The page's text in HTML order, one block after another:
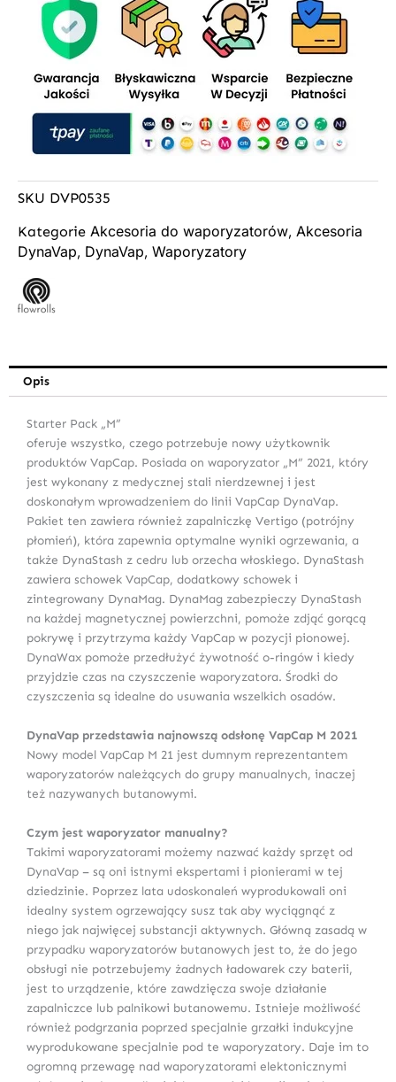
SKU DVP0535
Kategorie Akcesoria do waporyzatorów, Akcesoria
DynaVap, DynaVap, Waporyzatory
Opis
Starter Pack „M”
oferuje wszystko, czego potrzebuje nowy użytkownik
produktów VapCap. Posiada on waporyzator „M” 2021, który
jest wykonany z medycznej stali nierdzewnej i jest
doskonałym wprowadzeniem do linii VapCap DynaVap.
Pakiet ten zawiera również zapalniczkę Vertigo (potrójny
płomień), która zapewnia optymalne wyniki ogrzewania, a
także DynaStash z cedru lub orzecha włoskiego. DynaStash
zawiera schowek VapCap, dodatkowy schowek i
zintegrowany DynaMag. DynaMag zabezpieczy DynaStash
na każdej magnetycznej powierzchni, pomoże zdjąć gorącą
pokrywę i przytrzyma każdy VapCap w pozycji pionowej.
DynaWax pomoże przedłużyć żywotność o-ringów i kiedy
przyjdzie czas na czyszczenie waporyzatora. Środki do
czyszczenia są idealne do usuwania wszelkich osadów.
DynaVap przedstawia najnowszą odsłonę VapCap M 2021
Nowy model VapCap M 21 jest dumnym reprezentantem
waporyzatorów należących do grupy manualnych, inaczej
też nazywanych butanowymi.
Czym jest waporyzator manualny?
Takimi waporyzatorami możemy nazwać każdy sprzęt od
DynaVap – są oni istnymi ekspertami i pionierami w tej
dziedzinie. Poprzez lata udoskonaleń wyprodukowali oni
idealny system ogrzewający susz tak aby wyciągnąć z
niego jak najwięcej substancji aktywnych. Główną zasadą w
przypadku waporyzatorów butanowych jest to, że do jego
obsługi nie potrzebujemy żadnych ładowarek czy baterii,
jest to urządzenie, które zawdzięcza swoje działanie
zapalniczce lub palnikowi butanowemu. Istnieje możliwość
również podgrzania poprzed specjalnie grzałki indukcyjne
wyprodukowane specjalnie pod te waporyzatory. Daje im to
ogromną przewagę nad waporyzatorami elektonicznymi